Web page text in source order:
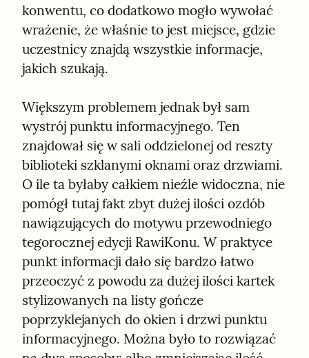
konwentu, co dodatkowo mogło wywołać
wrażenie, że właśnie to jest miejsce, gdzie
uczestnicy znajdą wszystkie informacje,
jakich szukają.
Większym problemem jednak był sam
wystrój punktu informacyjnego. Ten
znajdował się w sali oddzielonej od reszty
biblioteki szklanymi oknami oraz drzwiami.
O ile ta byłaby całkiem nieźle widoczna, nie
pomógł tutaj fakt zbyt dużej ilości ozdób
nawiązujących do motywu przewodniego
tegorocznej edycji RawiKonu. W praktyce
punkt informacji dało się bardzo łatwo
przeoczyć z powodu za dużej ilości kartek
stylizowanych na listy gończe
poprzyklejanych do okien i drzwi punktu
informacyjnego. Można było to rozwiązać